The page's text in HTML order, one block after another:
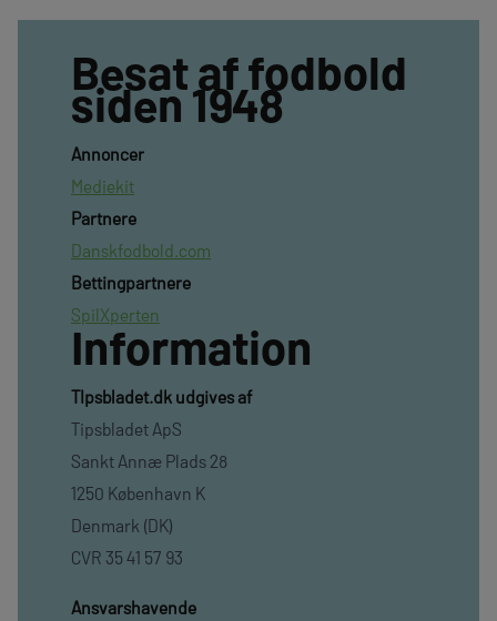
Besat af fodbold
siden 1948
Annoncer
Mediekit
Partnere
Danskfodbold.com
Bettingpartnere
SpilXperten
Information
TIpsbladet.dk udgives af
Tipsbladet ApS
Sankt Annæ Plads 28
1250 København K
Denmark (DK)
CVR 35 41 57 93
Ansvarshavende